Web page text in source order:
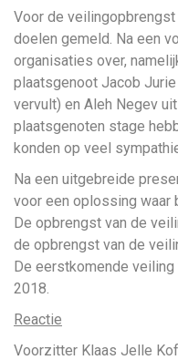
Voor de
doelen gemeld. Na een
organisaties over,
plaatsgenoot Jacob
vervult) en Aleh Negev
plaatsgenoten stage
konden op veel
Na een uitgebreide
voor een oplossing waar
De opbrengst van de
de opbrengst van de
De eerstkomende
2018.
Reactie
Voorzitter Klaas Jelle